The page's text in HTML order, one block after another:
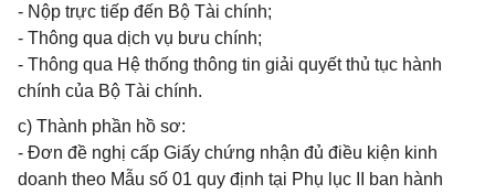
- Nộp trực tiếp đến Bộ Tài chính;
- Thông qua dịch vụ bưu chính;
- Thông qua Hệ thống thông tin giải quyết thủ tục hành
chính của Bộ Tài chính.
c) Thành phần hồ sơ:
- Đơn đề nghị cấp Giấy chứng nhận đủ điều kiện kinh
doanh theo Mẫu số 01 quy định tại Phụ lục II ban hành